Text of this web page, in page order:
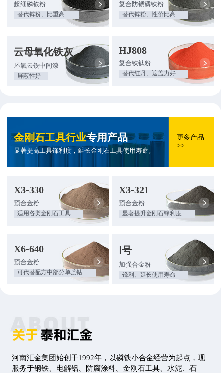
超细磷铁粉
替代锌粉、比重高
复合防锈磷铁粉
替代锌粉、性价比高
云母氧化铁灰
环氧云铁中间漆
屏蔽性好
HJ808
复合铁钛粉
替代红丹、遮盖力好
金刚石工具行业专用产品
显著提高工具锋利度，延长金刚石工具使用寿命。
更多产品
>>
X3-330
预合金粉
适用各类金刚石工具
X3-321
预合金粉
显著提升金刚石锋利度
X6-640
预合金粉
可代替配方中部分单质钴
Ⅰ号
加强合金粉
锋利、延长使用寿命
河南汇金集团始创于1992年，以磷铁小合金经营为起点，现
服务于钢铁、电解铝、防腐涂料、金刚石工具、水泥、石